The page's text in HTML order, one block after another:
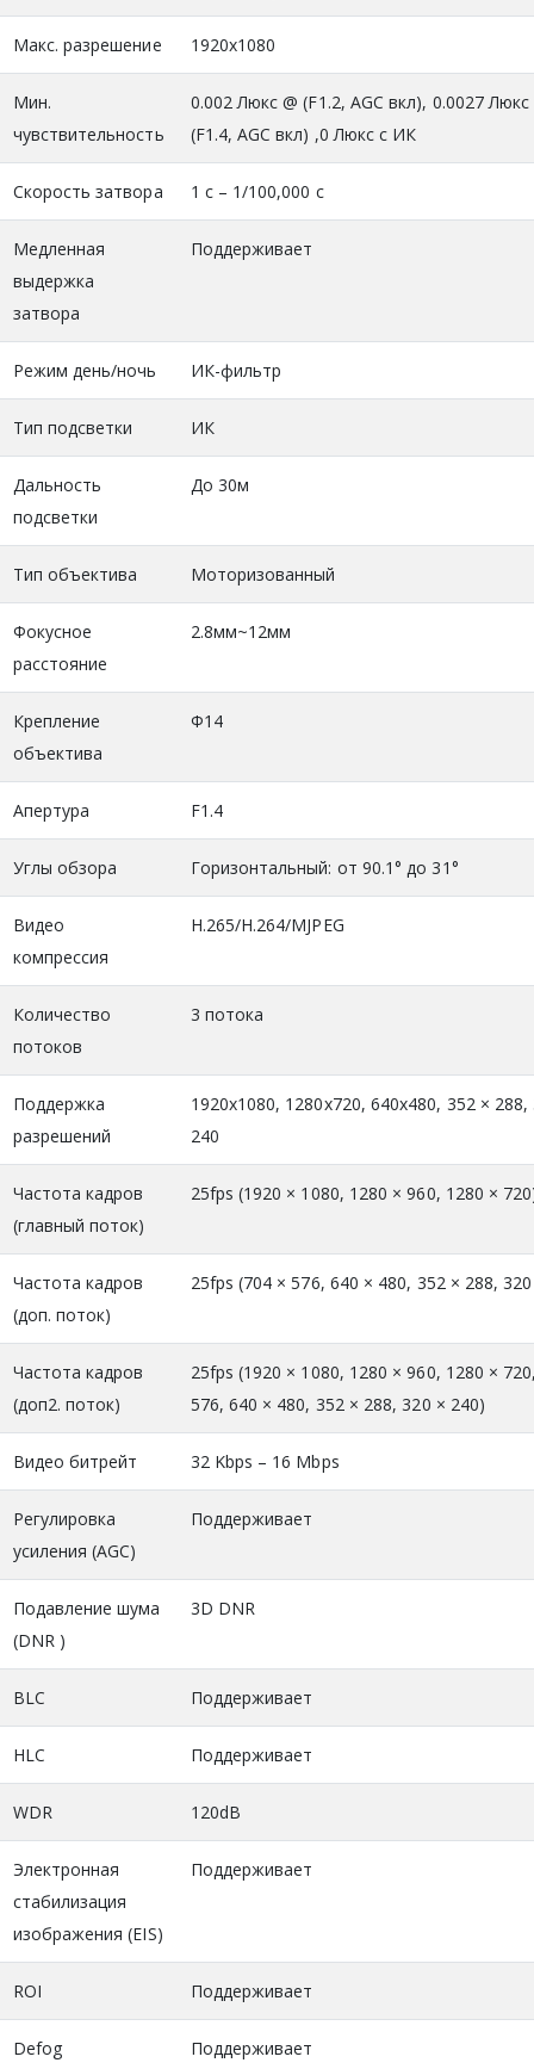
Макс. разрешение 1920x1080
Мин.
чувствительность
0.002 Люкс @ (F1.2, AGC вкл), 0.0027 Люкс
(F1.4, AGC вкл) ,0 Люкс с ИК
Скорость затвора 1 с – 1/100,000 с
Медленная
выдержка
затвора
Поддерживает
Режим день/ночь ИК-фильтр
Тип подсветки ИК
Дальность
подсветки
До 30м
Тип объектива Моторизованный
Фокусное
расстояние
2.8мм~12мм
Крепление
объектива
Φ14
Апертура F1.4
Углы обзора Горизонтальный: от 90.1° до 31°
Видео
компрессия
H.265/H.264/MJPEG
Количество
потоков
3 потока
Поддержка
разрешений
1920x1080, 1280x720, 640x480, 352 × 288,
240
Частота кадров
(главный поток)
25fps (1920 × 1080, 1280 × 960, 1280 ×
Частота кадров
(доп. поток)
25fps (704 × 576, 640 × 480, 352 × 288,
Частота кадров
(доп2. поток)
25fps (1920 × 1080, 1280 × 960, 1280 ×
576, 640 × 480, 352 × 288, 320 × 240)
Видео битрейт 32 Kbps – 16 Mbps
Регулировка
усиления (AGC)
Поддерживает
Подавление шума
(DNR )
3D DNR
BLC Поддерживает
HLC Поддерживает
WDR 120dB
Электронная
стабилизация
изображения (EIS)
Поддерживает
ROI Поддерживает
Defog Поддерживает